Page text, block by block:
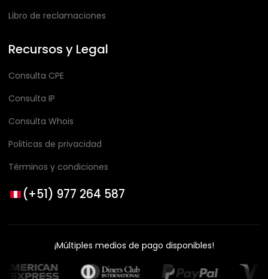
Libro de reclamaciones
Recursos y Legal
Consulta CPE
Consulta IP
Consulta Whois
Politicas de privacidad
Términos y condiciones
(+51) 977 264 587
¡Múltiples medios de pago disponibles!